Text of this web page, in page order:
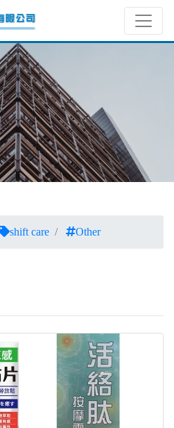
shift care Other